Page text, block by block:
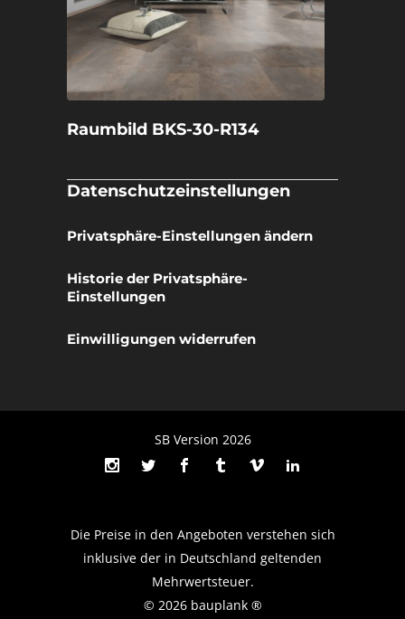
Raumbild BKS-30-R134
Datenschutzeinstellungen
Privatsphäre-Einstellungen ändern
Historie der Privatsphäre-
Einstellungen
Einwilligungen widerrufen
SB Version 2026
Die Preise in den Angeboten verstehen sich
inklusive der in Deutschland geltenden
Mehrwertsteuer.
© 2026 bauplank ®